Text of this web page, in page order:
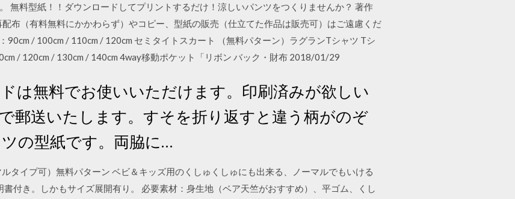
無料型紙！！ダウンロードしてプリントするだけ！涼しいパンツをつくりませんか？ 著作
布（有料無料にかかわらず）やコピー、型紙の販売（仕立てた作品は販売可）はご遠慮くだ
90cm / 100cm / 110cm / 120cm セミタイトスカート （無料パターン）ラグランTシャツ Tシ
/ 120cm / 130cm / 140cm 4way移動ポケット「リボン バック・財布 2018/01/29
は無料でお使いいただけます。印刷済みが欲しい
郵送いたします。すそを折り返すと違う柄がのぞ
の型紙です。両脇に…
タイプ可）無料パターン ベビ＆キッズ用のくしゅくしゅにも出来る、ノーマルでもいける
付き。しかもサイズ展開有り。 必要素材：身生地（ベア天竺がおすすめ）、平ゴム、くし